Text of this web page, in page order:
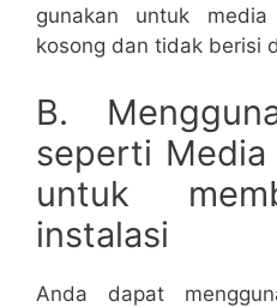
gunakan untuk
kosong dan tidak berisi
B.
seperti Media
untuk
instalasi
Anda dapat